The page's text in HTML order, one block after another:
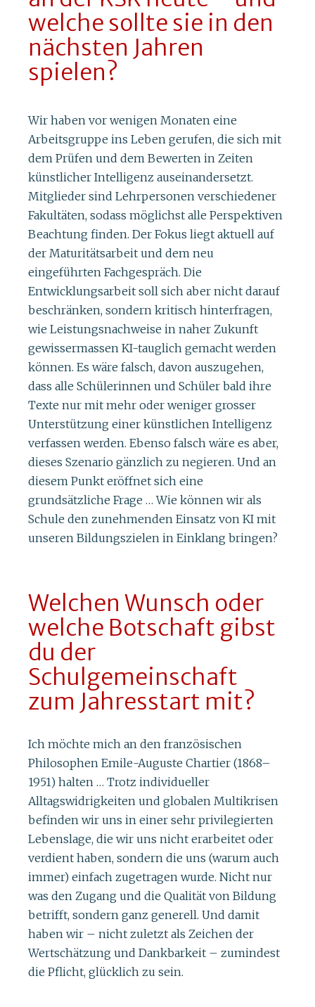
welche sollte sie in den
nächsten Jahren
spielen?
Wir haben vor wenigen Monaten eine
Arbeitsgruppe ins Leben gerufen, die sich mit
dem Prüfen und dem Bewerten in Zeiten
künstlicher Intelligenz auseinandersetzt.
Mitglieder sind Lehrpersonen verschiedener
Fakultäten, sodass möglichst alle Perspektiven
Beachtung finden. Der Fokus liegt aktuell auf
der Maturitätsarbeit und dem neu
eingeführten Fachgespräch. Die
Entwicklungsarbeit soll sich aber nicht darauf
beschränken, sondern kritisch hinterfragen,
wie Leistungsnachweise in naher Zukunft
gewissermassen KI-tauglich gemacht werden
können. Es wäre falsch, davon auszugehen,
dass alle Schülerinnen und Schüler bald ihre
Texte nur mit mehr oder weniger grosser
Unterstützung einer künstlichen Intelligenz
verfassen werden. Ebenso falsch wäre es aber,
dieses Szenario gänzlich zu negieren. Und an
diesem Punkt eröffnet sich eine
grundsätzliche Frage … Wie können wir als
Schule den zunehmenden Einsatz von KI mit
unseren Bildungszielen in Einklang bringen?
Welchen Wunsch oder
welche Botschaft gibst
du der
Schulgemeinschaft
zum Jahresstart mit?
Ich möchte mich an den französischen
Philosophen Emile-Auguste Chartier (1868–
1951) halten … Trotz individueller
Alltagswidrigkeiten und globalen Multikrisen
befinden wir uns in einer sehr privilegierten
Lebenslage, die wir uns nicht erarbeitet oder
verdient haben, sondern die uns (warum auch
immer) einfach zugetragen wurde. Nicht nur
was den Zugang und die Qualität von Bildung
betrifft, sondern ganz generell. Und damit
haben wir – nicht zuletzt als Zeichen der
Wertschätzung und Dankbarkeit – zumindest
die Pflicht, glücklich zu sein.